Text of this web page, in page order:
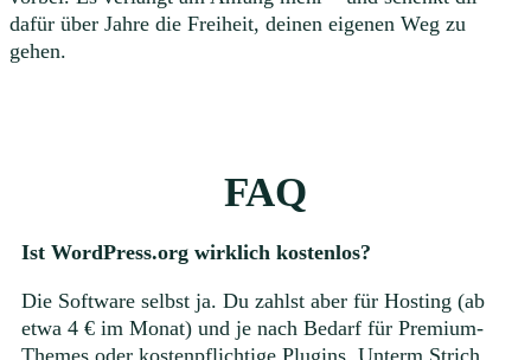
dafür über Jahre die Freiheit, deinen eigenen Weg zu
gehen.
FAQ
Ist WordPress.org wirklich kostenlos?
Die Software selbst ja. Du zahlst aber für Hosting (ab
etwa 4 € im Monat) und je nach Bedarf für Premium-
Themes oder kostenpflichtige Plugins. Unterm Strich